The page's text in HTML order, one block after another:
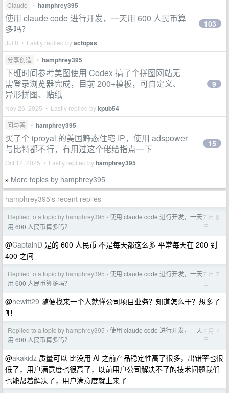
Claude • hamphrey395
使用 claude code 进行开发，一天用 600 人民币算
多吗？
Jul 8 • Lastly replied byactopas
103
分享创造 • hamphrey395
下班时间参考美图使用 Codex 搞了个拼图网站无
需登录浏览器完成，目前 200+模板，可自定义、
异形拼图、贴纸
Nov 26, 2025 • Lastly replied bykpub54
9
问与答 • hamphrey395
买了个 iproyal 的美国静态住宅 IP，使用 adspower
与比特都不行，有用过这个佬给指点一下
Oct 12, 2025 • Lastly replied byhamphrey395
15
» More topics by hamphrey395
hamphrey395's recent replies
Replied to a topic by hamphrey395 › 使用 claude code 进行开发，一天
用 600 人民币算多吗？
7 月 8
日
@CaptainD 是的 600 人民币 不是每天都这么多 平常每天在 200 到
400 之间
Replied to a topic by hamphrey395 › 使用 claude code 进行开发，一天
用 600 人民币算多吗？
7 月 7
日
@hewitt29 随便找来一个人就懂公司项目业务？知道怎么干？想多了
吧
Replied to a topic by hamphrey395 › 使用 claude code 进行开发，一天
用 600 人民币算多吗？
7 月 7
日
@akakidz 质量可以 比没用 AI 之前产品稳定性高了很多，出错率也很
低了，用户满意度也很高了，以前用户公司解决不了的技术问题我们
也能帮着解决了，用户满意度就上来了